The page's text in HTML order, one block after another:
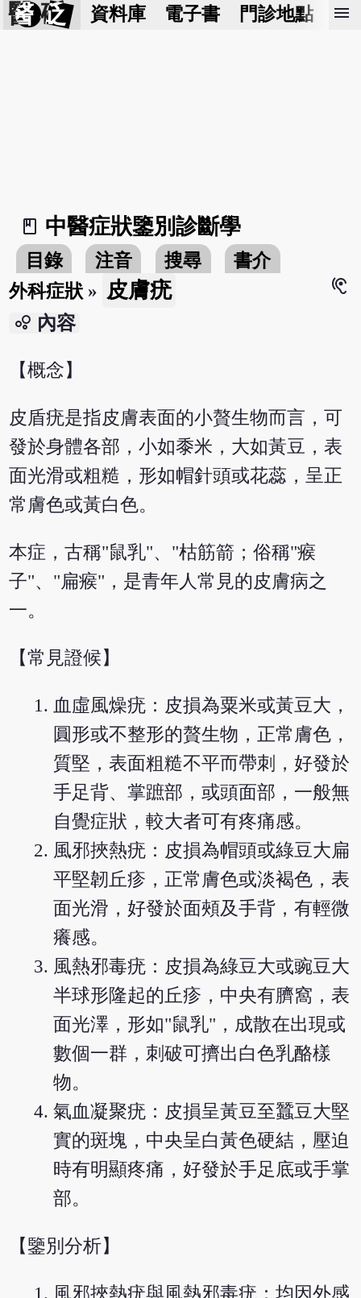
醫 砭 資料庫 電子書 門診地點 預
menu
book_2
中醫症狀鑒別診斷學
目錄 注音 搜尋
書介
外科症狀 » 皮膚疣
hearing
bubble_chart 內容
【概念】
皮盾疣是指皮膚表面的小贅生物而言，可
發於身體各部，小如黍米，大如黃豆，表
面光滑或粗糙，形如帽針頭或花蕊，呈正
常膚色或黃白色。
本症，古稱"鼠乳"、"枯筋箭；俗稱"瘊
子"、"扁瘊"，是青年人常見的皮膚病之
一。
【常見證候】
血虛風燥疣：皮損為粟米或黃豆大，
圓形或不整形的贅生物，正常膚色，
質堅，表面粗糙不平而帶刺，好發於
手足背、掌蹠部，或頭面部，一般無
自覺症狀，較大者可有疼痛感。
風邪挾熱疣：皮損為帽頭或綠豆大扁
平堅韌丘疹，正常膚色或淡褐色，表
面光滑，好發於面頰及手背，有輕微
癢感。
風熱邪毒疣：皮損為綠豆大或豌豆大
半球形隆起的丘疹，中央有臍窩，表
面光澤，形如"鼠乳"，成散在出現或
數個一群，刺破可擠出白色乳酪樣
物。
氣血凝聚疣：皮損呈黃豆至蠶豆大堅
實的斑塊，中央呈白黃色硬結，壓迫
時有明顯疼痛，好發於手足底或手掌
部。
【鑒別分析】
風邪挾熱疣與風熱邪毒疣：均因外感